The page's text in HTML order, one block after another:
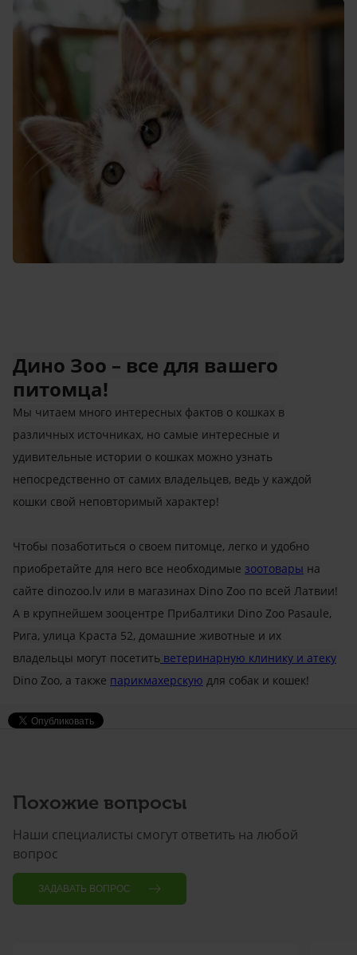
Дино Зоо – все для вашего
питомца!
Мы читаем много интересных фактов о кошках в
различных источниках, но самые интересные и
удивительные истории о кошках можно узнать
непосредственно от самих владельцев, ведь у каждой
кошки свой неповторимый характер!
Чтобы позаботиться о своем питомце, легко и удобно
приобретайте для него все необходимые зоотовары на
сайте dinozoo.lv или в магазинах Dino Zoo по всей Латвии!
А в крупнейшем зооцентре Прибалтики Dino Zoo Pasaule,
Рига, улица Краста 52, домашние животные и их
владельцы могут посетить ветеринарную клинику и атеку
Dino Zoo, а также парикмахерскую для собак и кошек!
Похожие вопросы
Наши специалисты смогут ответить на любой
вопрос
ЗАДАВАТЬ ВОПРОС